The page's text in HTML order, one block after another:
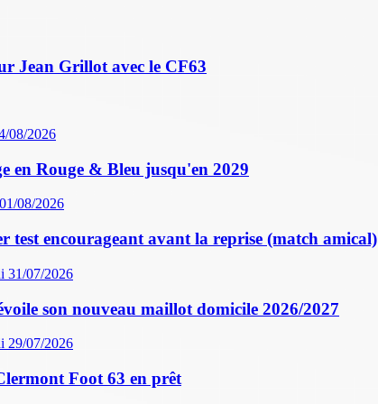
Jean Grillot avec le CF63
08/2026
en Rouge & Bleu jusqu'en 2029
08/2026
test encourageant avant la reprise (match amical)
31/07/2026
son nouveau maillot domicile 2026/2027
29/07/2026
Foot 63 en prêt